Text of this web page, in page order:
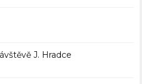
J. Hradce